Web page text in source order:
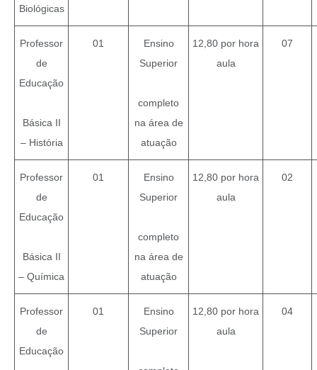
Biológicas
Professor
de
Educação
Básica II
– História
01
Ensino
Superior
completo
na área de
atuação
12,80 por hora
aula
07
Professor
de
Educação
Básica II
– Química
01
Ensino
Superior
completo
na área de
atuação
12,80 por hora
aula
02
Professor
de
Educação
01
Ensino
Superior
12,80 por hora
aula
04